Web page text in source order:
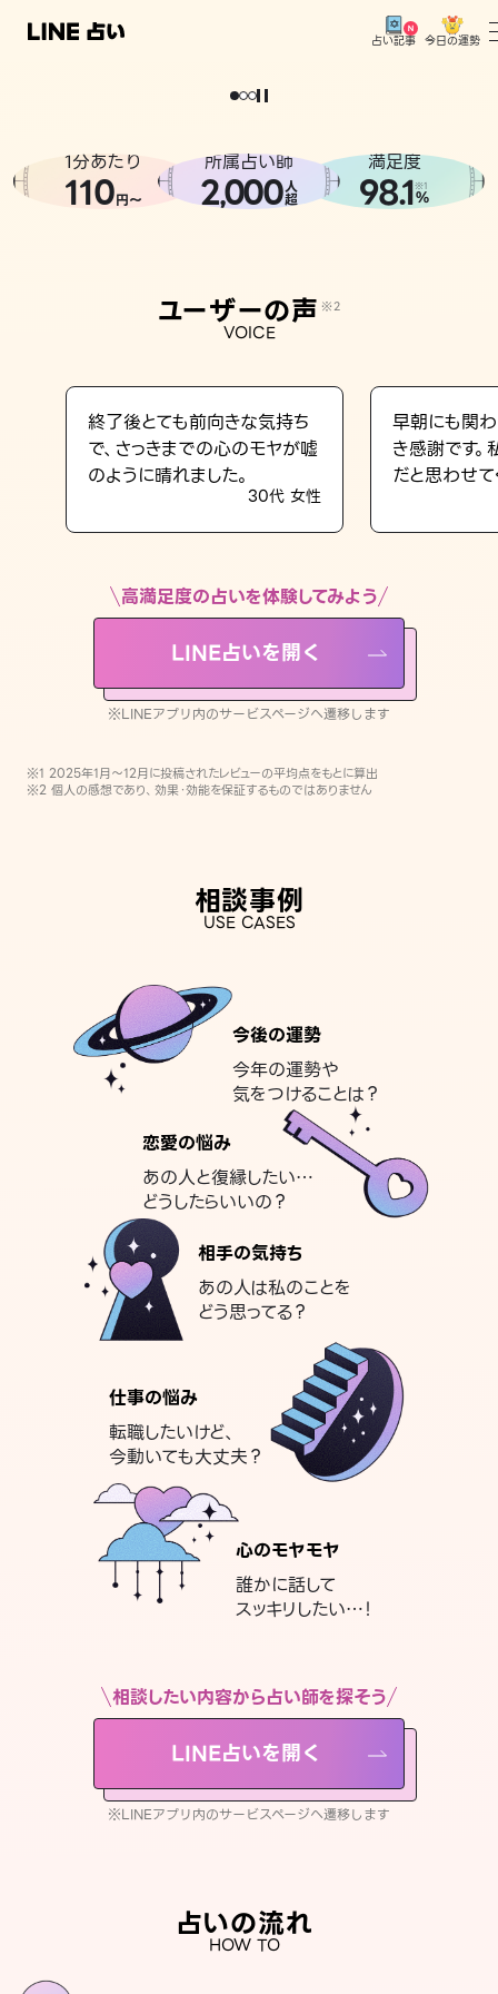
占い記事 今日の運勢
相談事例
LINE占いを開く
※LINEアプリ内のサービスページへ遷移します
どうせなら
。
1分あたり
110円〜
所属占い師
2,000人
超
満足度
98.1※1
%
ユーザーの声 ※2
VOICE
終了後とても前向きな気持ち
で、さっきまでの心のモヤが嘘
のように晴れました。
30代 女性
早朝にも関
き感謝です
だと思わせて
高満足度の占いを体験してみよう
LINE占いを開く
※LINEアプリ内のサービスページへ遷移します
※1 2025年1月〜12月に投稿されたレビューの平均点をもとに算出
※2 個人の感想であり、効果・効能を保証するものではありません
相談事例
USE CASES
今後の運勢
今年の運勢や
気をつけることは？
恋愛の悩み
あの人と復縁したい…
どうしたらいいの？
相手の気持ち
あの人は私のことを
どう思ってる？
仕事の悩み
転職したいけど、
今動いても大丈夫？
心のモヤモヤ
誰かに話して
スッキリしたい…！
相談したい内容から占い師を探そう
LINE占いを開く
※LINEアプリ内のサービスページへ遷移します
占いの流れ
HOW TO